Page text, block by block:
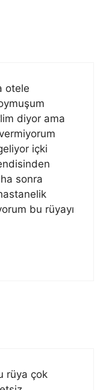
otele
diyor ama
içki
sonra
bu rüyayı
rüya çok